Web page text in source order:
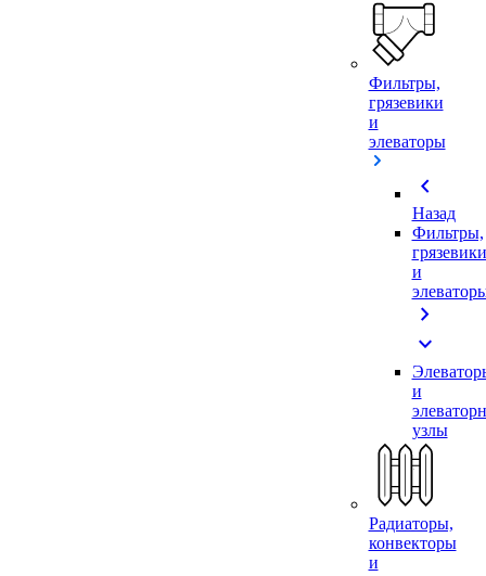
Фильтры,
грязевики
и
элеваторы
chevron_left
Назад
Фильтры,
грязевики
и
chevron_right
expand_more
и
узлы
Радиаторы,
конвекторы
и